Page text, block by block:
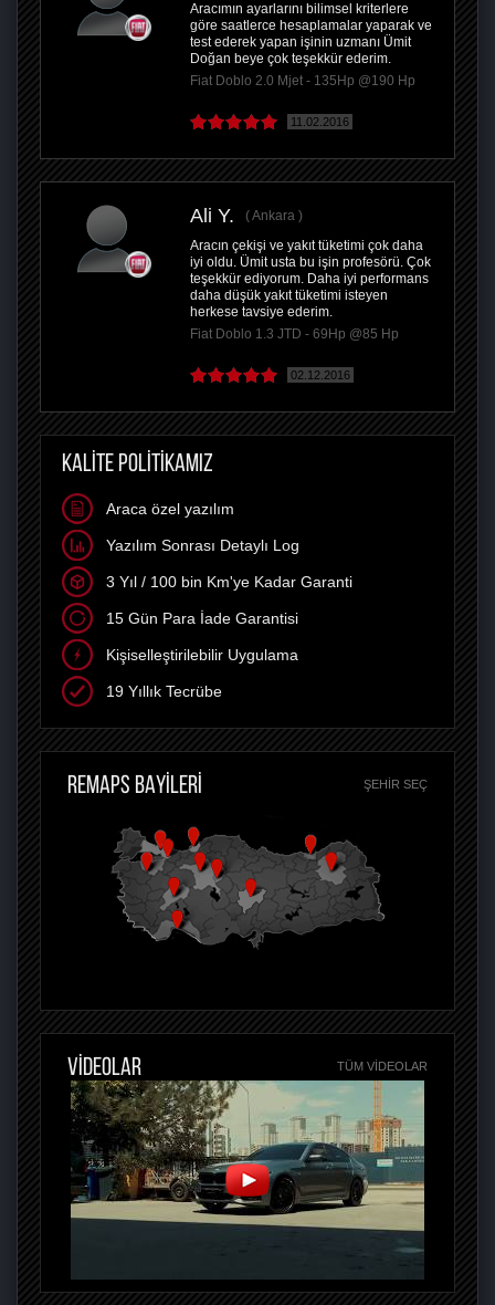
Aracımın ayarlarını bilimsel kriterlere
göre saatlerce hesaplamalar yaparak ve
test ederek yapan işinin uzmanı Ümit
Doğan beye çok teşekkür ederim.
Fiat Doblo 2.0 Mjet - 135Hp @190 Hp
11.02.2016
Ali Y.
Ankara
Aracın çekişi ve yakıt tüketimi çok daha
iyi oldu. Ümit usta bu işin profesörü. Çok
teşekkür ediyorum. Daha iyi performans
daha düşük yakıt tüketimi isteyen
herkese tavsiye ederim.
Fiat Doblo 1.3 JTD - 69Hp @85 Hp
02.12.2016
KALİTE POLİTİKAMIZ
Araca özel yazılım
Yazılım Sonrası Detaylı Log
3 Yıl / 100 bin Km'ye Kadar Garanti
15 Gün Para İade Garantisi
Kişiselleştirilebilir Uygulama
19 Yıllık Tecrübe
REMAPS BAYİLERİ ŞEHIR SEÇ
VİDEOLAR TÜM VIDEOLAR